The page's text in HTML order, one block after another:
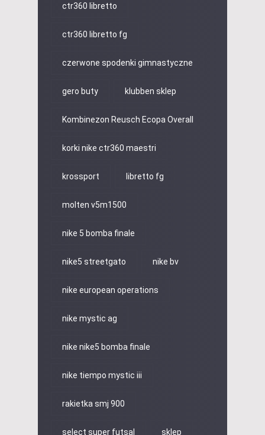
ctr360 libretto
ctr360 libretto fg
czerwone spodenki gimnastyczne
gero buty klubben sklep
Kombinezon Reusch Ecopa Overall
korki nike ctr360 maestri
krossport libretto fg
molten v5m1500
nike 5 bomba finale
nike5 streetgato nike bv
nike european operations
nike mystic ag
nike nike5 bomba finale
nike tiempo mystic iii
rakietka smj 900
select super futsal sklep